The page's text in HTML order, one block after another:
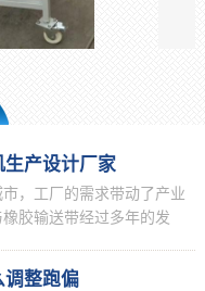
产设计厂家
，工厂的需求带动了产业
胶输送带经过多年的发
调整跑偏